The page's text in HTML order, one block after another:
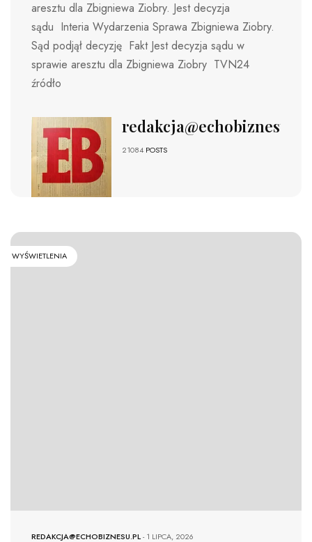
aresztu dla Zbigniewa Ziobry. Jest decyzja
sądu Interia Wydarzenia Sprawa Zbigniewa Ziobry.
Sąd podjął decyzję Fakt Jest decyzja sądu w
sprawie aresztu dla Zbigniewa Ziobry TVN24
źródło
redakcja@echobiznesu.pl
21084 POSTS
WYŚWIETLENIA
REDAKCJA@ECHOBIZNESU.PL-1 LIPCA, 2026